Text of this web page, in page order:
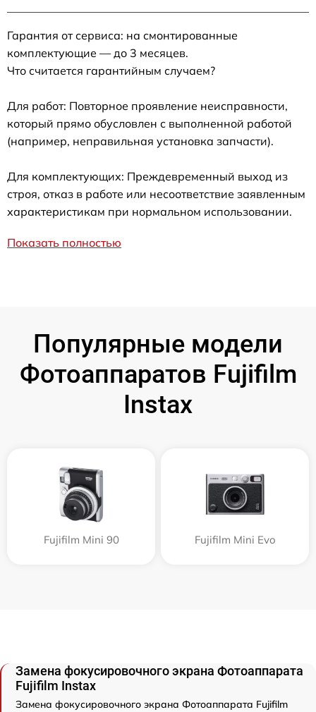
Гарантия от сервиса: на смонтированные
комплектующие — до 3 месяцев.
Что считается гарантийным случаем?
Для работ: Повторное проявление неисправности,
который прямо обусловлен с выполненной работой
(например, неправильная установка запчасти).
Для комплектующих: Преждевременный выход из
строя, отказ в работе или несоответствие заявленным
характеристикам при нормальном использовании.
Показать полностью
Популярные модели
Фотоаппаратов Fujifilm
Instax
Fujifilm Mini 90 Fujifilm Mini Evo
Замена фокусировочного экрана Фотоаппарата
Fujifilm Instax
Замена фокусировочного экрана Фотоаппарата Fujifilm